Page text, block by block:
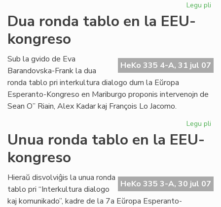
Legu pli
Dua ronda tablo en la EEU-
kongreso
HeKo 335 4-A, 31 jul 07
Sub la gvido de Eva
Barandovska-Frank la dua
ronda tablo pri interkultura dialogo dum la Eŭropa
Esperanto-Kongreso en Mariburgo proponis intervenojn de
Sean O” Riain, Alex Kadar kaj François Lo Jacomo.
Legu pli
la
Unua ronda tablo en la EEU-
kongreso
HeKo 335 3-A, 30 jul 07
Hieraŭ disvolviĝis la unua ronda
tablo pri “Interkultura dialogo
kaj komunikado”, kadre de la 7a Eŭropa Esperanto-